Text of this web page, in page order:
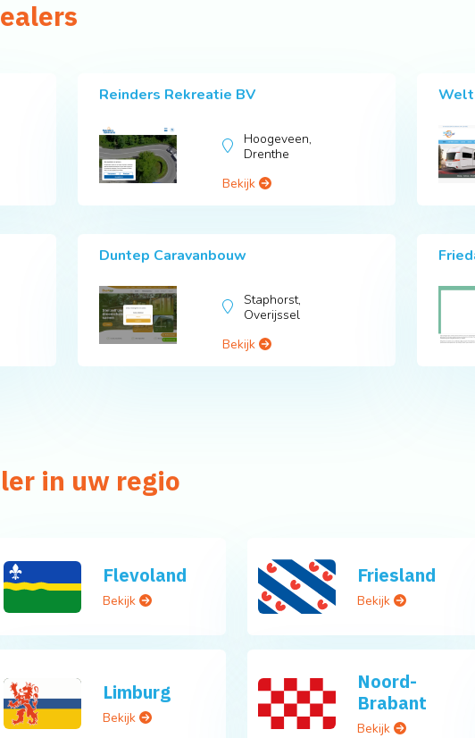
Reinders Rekreatie BV
Hoogeveen,
Drenthe
Bekijk
Duntep Caravanbouw
Staphorst,
Overijssel
Bekijk
in uw regio
Flevoland
Bekijk
Friesland
Bekijk
Limburg
Bekijk
Noord-
Brabant
Bekijk